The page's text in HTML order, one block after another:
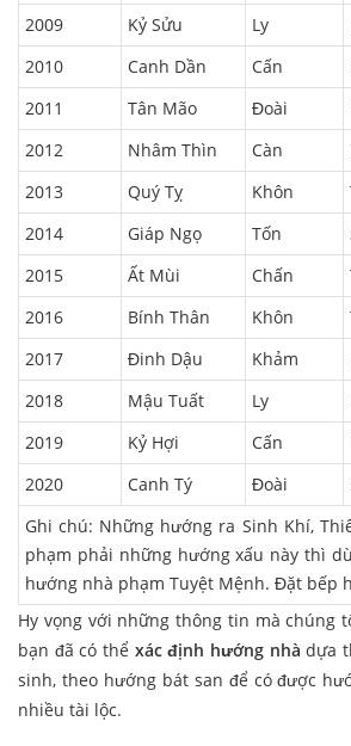
2009 Kỷ Sửu Ly
2010
Canh Dần Cấn
2011
Tân Mão Đoài
2012
Nhâm Thìn Càn
2013
Quý Tỵ Khôn
2014
Giáp Ngọ Tốn
2015
Ất Mùi Chấn
2016
Bính Thân Khôn
2017
Đinh Dậu Khảm
2018
Mậu Tuất Ly
2019
Kỷ Hợi Cấn
2020
Canh Tý Đoài
Ghi chú: Những hướng ra Sinh Khí,
phạm phải những hướng xấu này thì
hướng nhà phạm Tuyệt Mệnh. Đặt bếp
Hy vọng với những thông tin mà chúng
bạn đã có thể xác định hướng nhà dựa
sinh, theo hướng bát san để có được
nhiều tài lộc.